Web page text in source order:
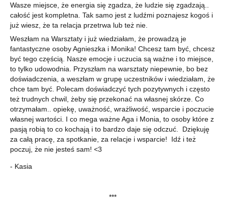
Wasze miejsce, że energia się zgadza, że ludzie się zgadzają..
całość jest kompletna. Tak samo jest z ludźmi poznajesz kogoś i
już wiesz, że ta relacja przetrwa lub też nie.
Weszłam na Warsztaty i już wiedziałam, że prowadzą je
fantastyczne osoby Agnieszka i Monika! Chcesz tam być, chcesz
być tego częścią. Nasze emocje i uczucia są ważne i to miejsce,
to tylko udowodnia. Przyszłam na warsztaty niepewnie, bo bez
doświadczenia, a weszłam w grupę uczestników i wiedziałam, że
chce tam być. Polecam doświadczyć tych pozytywnych i często
też trudnych chwil, żeby się przekonać na własnej skórze. Co
otrzymałam.. opiekę, uważność, wrażliwość, wsparcie i poczucie
własnej wartości. I co mega ważne Aga i Monia, to osoby które z
pasją robią to co kochają i to bardzo daje się odczuć. Dziękuję
za całą pracę, za spotkanie, za relacje i wsparcie! Idź i też
poczuj, że nie jesteś sam! <3
- Kasia
***